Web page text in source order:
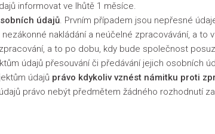
informovat ve lhůtě 1 měsíce.
údajů. Prvním případem jsou nepřesné
nakládání a neúčelné zpracovávání, a to
a to po dobu, kdy bude společnost
údajů přesouvání či předávání jejich osobních
údajů právo kdykoliv vznést námitku proti
právo nebýt předmětem žádného rozhodnutí